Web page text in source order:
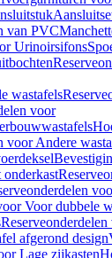
van PVC
Urinoirsifons
wastafels
voor
voor Andere
onderkast
Voor dubbele
afgerond design
Lage zijkasten